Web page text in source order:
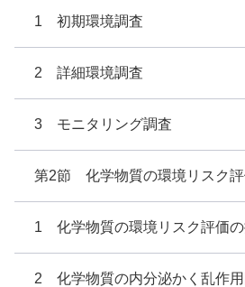
1 初期環境調査
2 詳細環境調査
3 モニタリング調査
第2節 化学物質の環境リスク
1 化学物質の環境リスク評価
2 化学物質の内分泌かく乱作用